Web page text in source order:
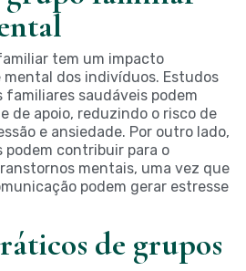
tem um impacto
dos indivíduos. Estudos
familiares saudáveis podem
de apoio, reduzindo o risco de
e ansiedade. Por outro lado,
contribuir para o
mentais, uma vez que
podem gerar estresse
de grupos